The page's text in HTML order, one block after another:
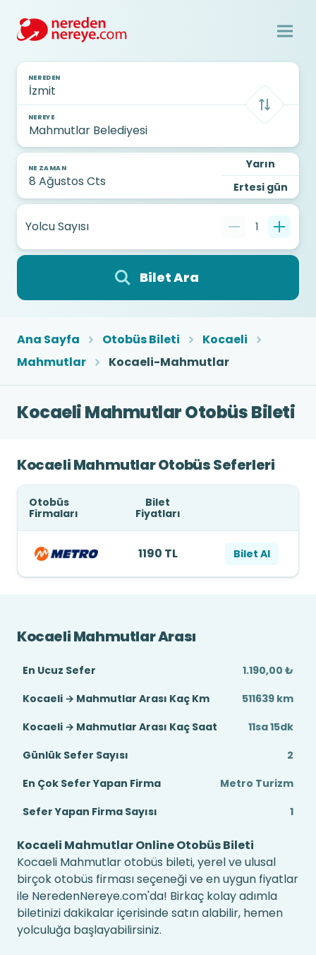
NEREDEN
NEREYE
NE ZAMAN
Yarın
Ertesi gün
Yolcu Sayısı 1
Bilet Ara
Ana Sayfa Otobüs Bileti
Kocaeli
Mahmutlar
Kocaeli-Mahmutlar
Kocaeli Mahmutlar Otobüs Bileti
Kocaeli Mahmutlar Otobüs Seferleri
Otobüs
Firmaları
Bilet
Fiyatları
1190 TL Bilet Al
Kocaeli Mahmutlar Arası
En Ucuz Sefer
1.190,00 ₺
Kocaeli → Mahmutlar Arası Kaç Km
511639 km
Kocaeli → Mahmutlar Arası Kaç Saat
11sa 15dk
Günlük Sefer Sayısı
2
En Çok Sefer Yapan Firma
Metro Turizm
Sefer Yapan Firma Sayısı
1
Kocaeli Mahmutlar Online Otobüs Bileti
Kocaeli Mahmutlar otobüs bileti, yerel ve ulusal
birçok otobüs firması seçeneği ve en uygun fiyatlar
ile NeredenNereye.com'da! Birkaç kolay adımla
biletinizi dakikalar içerisinde satın alabilir, hemen
yolculuğa başlayabilirsiniz.